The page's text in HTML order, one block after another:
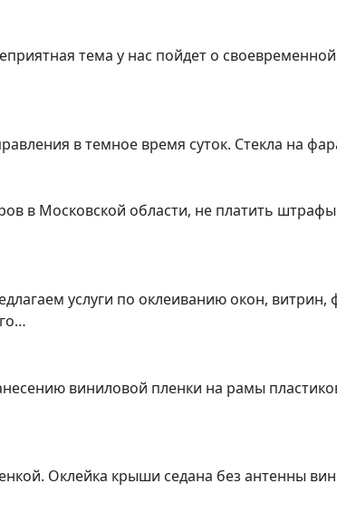
тема у нас пойдет о
в темное время суток. Стекла на
в Московской области, не платить штрафы
услуги по оклеиванию окон, витрин,
виниловой пленки на рамы
Оклейка крыши седана без антенны